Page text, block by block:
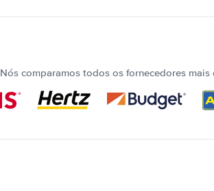
Nós comparamos todos os fornecedores mais